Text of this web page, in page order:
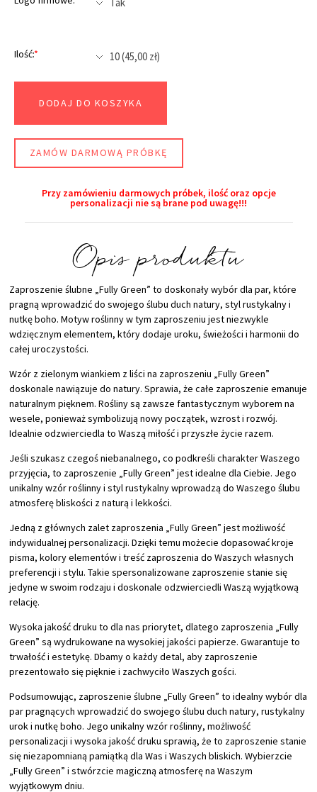
Ilość:*
DODAJ DO KOSZYKA
ZAMÓW DARMOWĄ PRÓBKĘ
Przy zamówieniu darmowych próbek, ilość oraz opcje
personalizacji nie są brane pod uwagę!!!​
Opis produktu
Zaproszenie ślubne „Fully Green” to doskonały wybór dla par, które
pragną wprowadzić do swojego ślubu duch natury, styl rustykalny i
nutkę boho. Motyw roślinny w tym zaproszeniu jest niezwykle
wdzięcznym elementem, który dodaje uroku, świeżości i harmonii do
całej uroczystości.
Wzór z zielonym wiankiem z liści na zaproszeniu „Fully Green”
doskonale nawiązuje do natury. Sprawia, że całe zaproszenie emanuje
naturalnym pięknem. Rośliny są zawsze fantastycznym wyborem na
wesele, ponieważ symbolizują nowy początek, wzrost i rozwój.
Idealnie odzwierciedla to Waszą miłość i przyszłe życie razem.
Jeśli szukasz czegoś niebanalnego, co podkreśli charakter Waszego
przyjęcia, to zaproszenie „Fully Green” jest idealne dla Ciebie. Jego
unikalny wzór roślinny i styl rustykalny wprowadzą do Waszego ślubu
atmosferę bliskości z naturą i lekkości.
Jedną z głównych zalet zaproszenia „Fully Green” jest możliwość
indywidualnej personalizacji. Dzięki temu możecie dopasować kroje
pisma, kolory elementów i treść zaproszenia do Waszych własnych
preferencji i stylu. Takie spersonalizowane zaproszenie stanie się
jedyne w swoim rodzaju i doskonale odzwierciedli Waszą wyjątkową
relację.
Wysoka jakość druku to dla nas priorytet, dlatego zaproszenia „Fully
Green” są wydrukowane na wysokiej jakości papierze. Gwarantuje to
trwałość i estetykę. Dbamy o każdy detal, aby zaproszenie
prezentowało się pięknie i zachwyciło Waszych gości.
Podsumowując, zaproszenie ślubne „Fully Green” to idealny wybór dla
par pragnących wprowadzić do swojego ślubu duch natury, rustykalny
urok i nutkę boho. Jego unikalny wzór roślinny, możliwość
personalizacji i wysoka jakość druku sprawią, że to zaproszenie stanie
się niezapomnianą pamiątką dla Was i Waszych bliskich. Wybierzcie
„Fully Green” i stwórzcie magiczną atmosferę na Waszym
wyjątkowym dniu.